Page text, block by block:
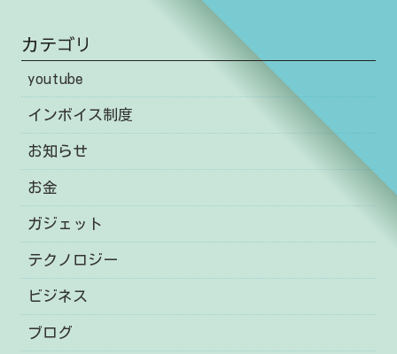
カテゴリ
youtube
インボイス制度
お知らせ
お金
ガジェット
テクノロジー
ビジネス
ブログ